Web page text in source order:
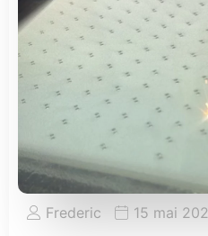
Frederic 15 mai